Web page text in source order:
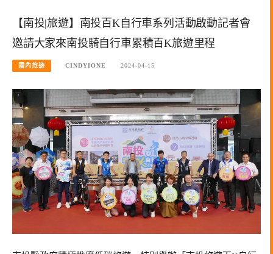
【南投|旅遊】南投百K自行車系列活動啟動記者會
邀請大家來南投騎自行車累積百K旅遊里程
國內旅遊 CINDYIONE 2024-04-15